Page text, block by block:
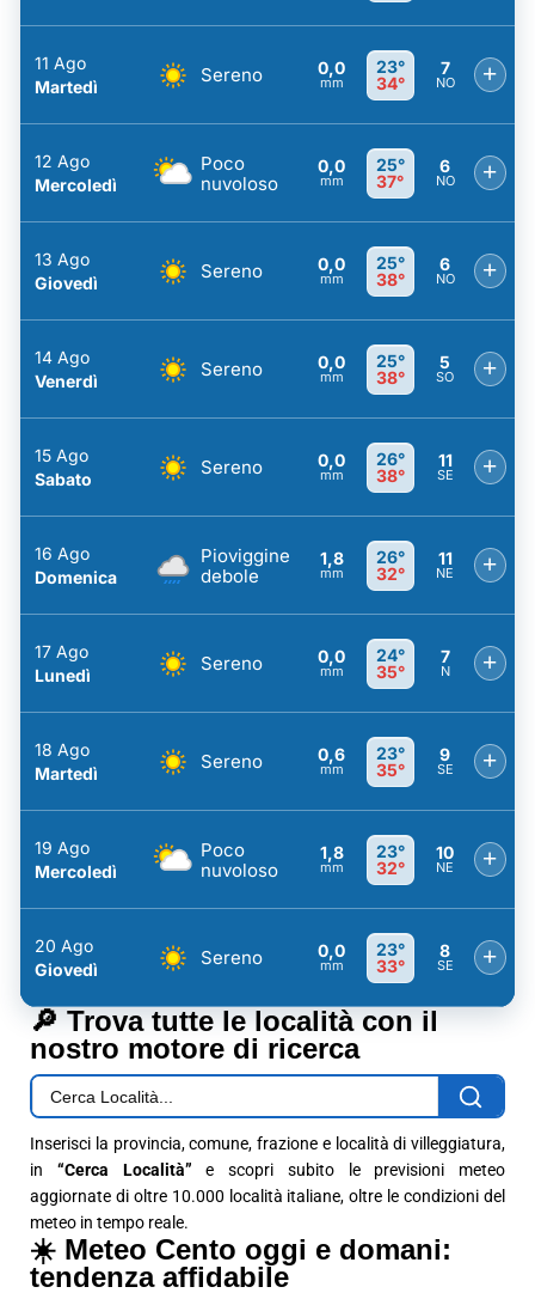
11 Ago
Martedì
Sereno 0,0
mm
23°
34°
7
NO +
12 Ago
Mercoledì
Poco
nuvoloso
0,0
mm
25°
37°
6
NO +
13 Ago
Giovedì
Sereno 0,0
mm
25°
38°
6
NO +
14 Ago
Venerdì
Sereno 0,0
mm
25°
38°
5
SO +
15 Ago
Sabato
Sereno 0,0
mm
26°
38°
11
SE +
16 Ago
Domenica
Pioviggine
debole
1,8
mm
26°
32°
11
NE +
17 Ago
Lunedì
Sereno 0,0
mm
24°
35°
7
N +
18 Ago
Martedì
Sereno 0,6
mm
23°
35°
9
SE +
19 Ago
Mercoledì
Poco
nuvoloso
1,8
mm
23°
32°
10
NE +
20 Ago
Giovedì
Sereno 0,0
mm
23°
33°
8
SE +
🔎 Trova tutte le località con il
nostro motore di ricerca
Inserisci la provincia, comune, frazione e località di villeggiatura,
in “Cerca Località” e scopri subito le previsioni meteo
aggiornate di oltre 10.000 località italiane, oltre le condizioni del
meteo in tempo reale.
☀️ Meteo Cento oggi e domani:
tendenza affidabile